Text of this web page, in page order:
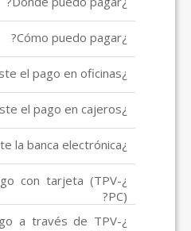
¿En que consiste el pago con
¿En qué consiste el pago a